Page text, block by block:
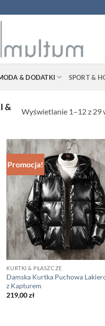
& DODATKI SPORT &
&
Wyświetlanie 1–12 z 29
Promocja!
KURTKI & PŁASZCZE
Damska Kurtka Puchowa
z Kapturem
219,00zł